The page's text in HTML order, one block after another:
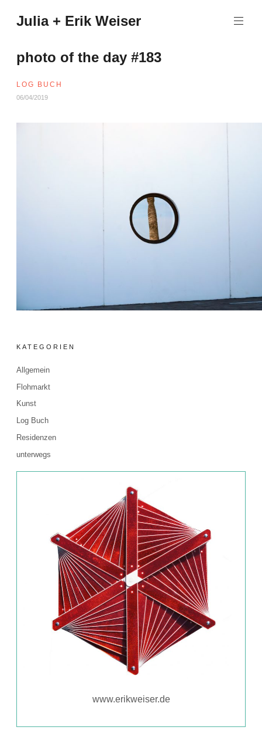
Inhalt
Julia + Erik Weiser
photo of the day #183
LOG BUCH
06/04/2019
KATEGORIEN
Allgemein
Flohmarkt
Kunst
Log Buch
Residenzen
unterwegs
www.erikweiser.de